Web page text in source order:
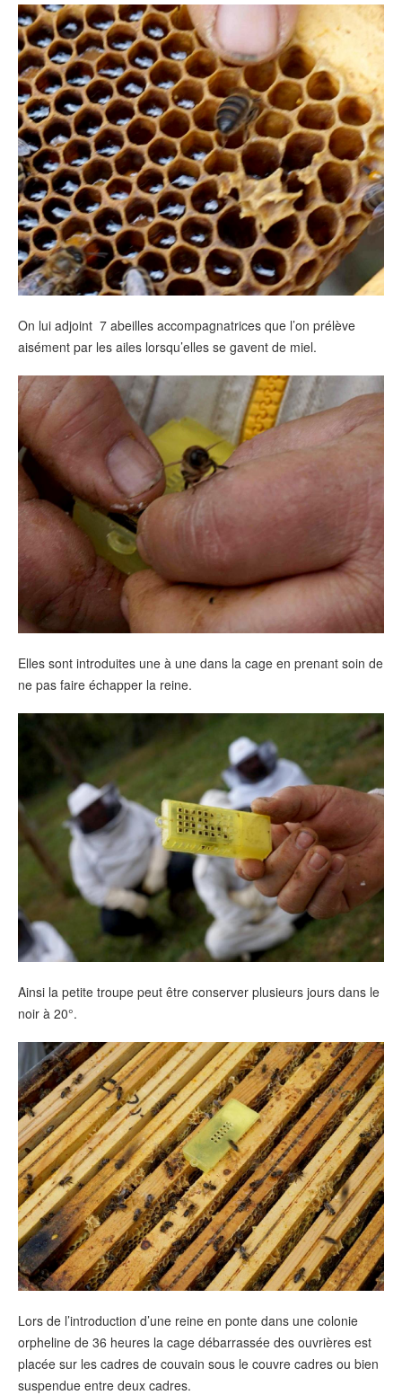
On lui adjoint 7 abeilles accompagnatrices que l’on prélève
aisément par les ailes lorsqu’elles se gavent de miel.
Elles sont introduites une à une dans la cage en prenant soin de
ne pas faire échapper la reine.
Ainsi la petite troupe peut être conserver plusieurs jours dans le
noir à 20°.
Lors de l’introduction d’une reine en ponte dans une colonie
orpheline de 36 heures la cage débarrassée des ouvrières est
placée sur les cadres de couvain sous le couvre cadres ou bien
suspendue entre deux cadres.